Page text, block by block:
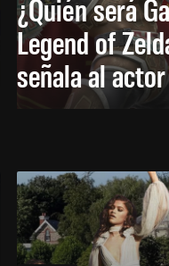
¿Quién será
Legend of
señala al